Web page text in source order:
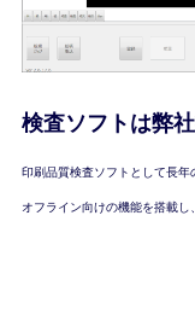
検査ソフトは弊
印刷品質検査ソフトとして長年
オフライン向けの機能を搭載し